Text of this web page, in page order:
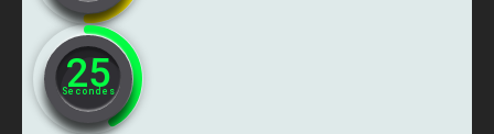
24
Secondes